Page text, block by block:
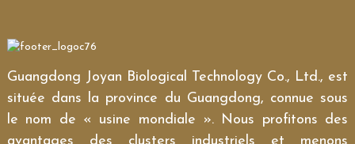
Guangdong Joyan Biological Technology Co., Ltd., est
située dans la province du Guangdong, connue sous
le nom de « usine mondiale ». Nous profitons des